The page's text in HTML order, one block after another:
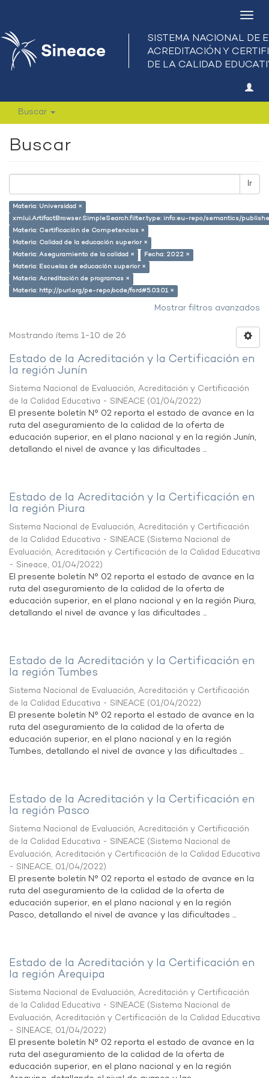
Buscar
Buscar
Ir
Materia: Universidad ×
xmlui.ArtifactBrowser.SimpleSearch.filter.type: info:eu-repo/semantics/
Materia: Certificación de Competencias ×
Materia: Calidad de la educación superior ×
Materia: Aseguramiento de la calidad ×
Fecha: 2022 ×
Materia: Escuelas de educación superior ×
Materia: Acreditación de programas ×
Materia: http://purl.org/pe-repo/ocde/ford#5.03.01 ×
Mostrar filtros avanzados
Mostrando ítems 1-10 de 26
Estado de la Acreditación y la Certificación en
la región Junín
Sistema Nacional de Evaluación, Acreditación y Certificación
de la Calidad Educativa - SINEACE (01/04/2022)
El presente boletín N° 02 reporta el estado de avance en la
ruta del aseguramiento de la calidad de la oferta de
educación superior, en el plano nacional y en la región Junín,
detallando el nivel de avance y las dificultades ...
Estado de la Acreditación y la Certificación en
la región Piura
Sistema Nacional de Evaluación, Acreditación y Certificación
de la Calidad Educativa - SINEACE (Sistema Nacional de
Evaluación, Acreditación y Certificación de la Calidad Educativa
- Sineace, 01/04/2022)
El presente boletín N° 02 reporta el estado de avance en la
ruta del aseguramiento de la calidad de la oferta de
educación superior, en el plano nacional y en la región Piura,
detallando el nivel de avance y las dificultades ...
Estado de la Acreditación y la Certificación en
la región Tumbes
Sistema Nacional de Evaluación, Acreditación y Certificación
de la Calidad Educativa - SINEACE (01/04/2022)
El presente boletín N° 02 reporta el estado de avance en la
ruta del aseguramiento de la calidad de la oferta de
educación superior, en el plano nacional y en la región
Tumbes, detallando el nivel de avance y las dificultades ...
Estado de la Acreditación y la Certificación en
la región Pasco
Sistema Nacional de Evaluación, Acreditación y Certificación
de la Calidad Educativa - SINEACE (Sistema Nacional de
Evaluación, Acreditación y Certificación de la Calidad Educativa
- SINEACE, 01/04/2022)
El presente boletín N° 02 reporta el estado de avance en la
ruta del aseguramiento de la calidad de la oferta de
educación superior, en el plano nacional y en la región
Pasco, detallando el nivel de avance y las dificultades ...
Estado de la Acreditación y la Certificación en
la región Arequipa
Sistema Nacional de Evaluación, Acreditación y Certificación
de la Calidad Educativa - SINEACE (Sistema Nacional de
Evaluación, Acreditación y Certificación de la Calidad Educativa
- SINEACE, 01/04/2022)
El presente boletín N° 02 reporta el estado de avance en la
ruta del aseguramiento de la calidad de la oferta de
educación superior, en el plano nacional y en la región